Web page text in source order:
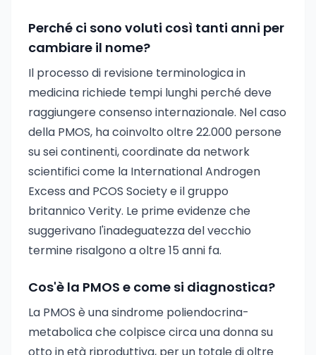
Perché ci sono voluti così tanti anni per
cambiare il nome?
Il processo di revisione terminologica in
medicina richiede tempi lunghi perché deve
raggiungere consenso internazionale. Nel caso
della PMOS, ha coinvolto oltre 22.000 persone
su sei continenti, coordinate da network
scientifici come la International Androgen
Excess and PCOS Society e il gruppo
britannico Verity. Le prime evidenze che
suggerivano l'inadeguatezza del vecchio
termine risalgono a oltre 15 anni fa.
Cos'è la PMOS e come si diagnostica?
La PMOS è una sindrome poliendocrina-
metabolica che colpisce circa una donna su